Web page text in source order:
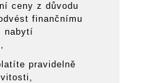
ceny z důvodu
finančnímu
nabytí
pravidelně